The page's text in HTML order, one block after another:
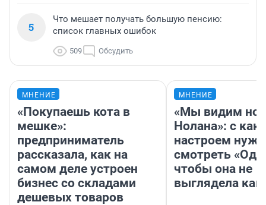
5
Что мешает получать большую пенсию:
список главных ошибок
509 Обсудить
МНЕНИЕ
«Покупаешь кота в
мешке»:
предприниматель
рассказала, как на
самом деле устроен
бизнес со складами
дешевых товаров
МНЕНИЕ
«Мы видим
Нолана»: с
настроем
смотреть
чтобы она не
выглядела как